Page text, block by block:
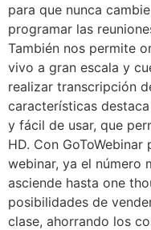
para que nunca
programar las
También nos permite
vivo a gran escala y
realizar transcripción
características
y fácil de usar, que
HD. Con
webinar, ya el número
asciende hasta one
posibilidades de
clase, ahorrando los